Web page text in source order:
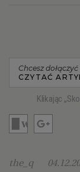
Chcesz
CZYTAĆ
Klikając
the_q